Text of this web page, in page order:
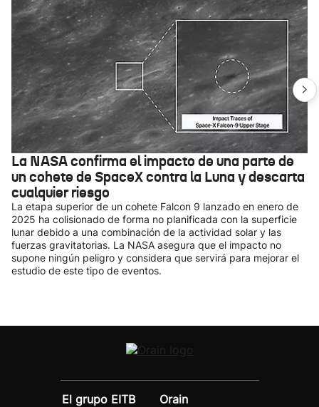
La NASA confirma el impacto de una parte de
un cohete de SpaceX contra la Luna y descarta
cualquier riesgo
La etapa superior de un cohete Falcon 9 lanzado en enero de
2025 ha colisionado de forma no planificada con la superficie
lunar debido a una combinación de la actividad solar y las
fuerzas gravitatorias. La NASA asegura que el impacto no
supone ningún peligro y considera que servirá para mejorar el
estudio de este tipo de eventos.
El grupo EITB
Orain